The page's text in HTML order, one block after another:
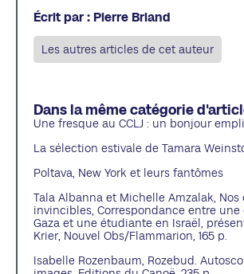
Écrit par : Pierre Briand
Les autres articles de cet auteur
Dans la même catégorie
Une fresque au CCLJ : un bonjour
La sélection estivale de Tamara
Poltava, New York et leurs fantômes
Tala Albanna et Michelle Amzalak, Nos
invincibles, Correspondance entre
Gaza et une étudiante en Israël,
Krier, Nouvel Obs/Flammarion, 165 p.
Isabelle Rozenbaum, Rozebud.